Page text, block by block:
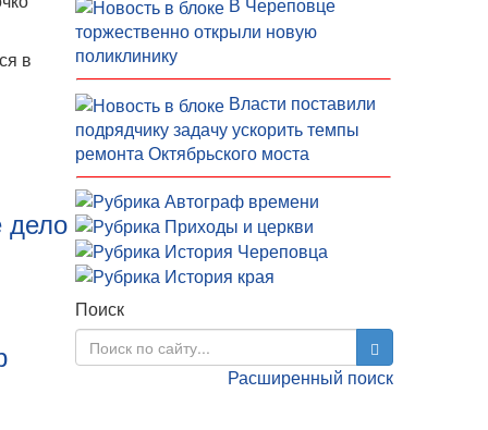
в
дело
В Череповце
торжественно открыли новую
поликлинику
Власти поставили
подрядчику задачу ускорить темпы
ремонта Октябрьского моста
Поиск
Расширенный поиск